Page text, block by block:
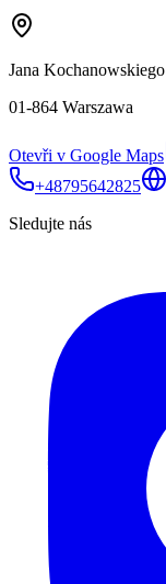
Jana Kochanowskiego
01-864 Warszawa
Otevři v Google Maps
+48795642825
Sledujte nás